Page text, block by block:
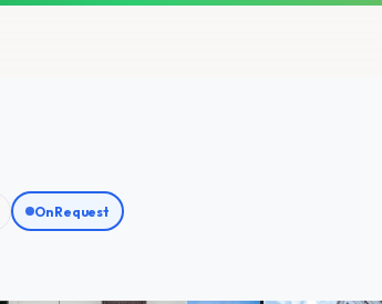
On Request